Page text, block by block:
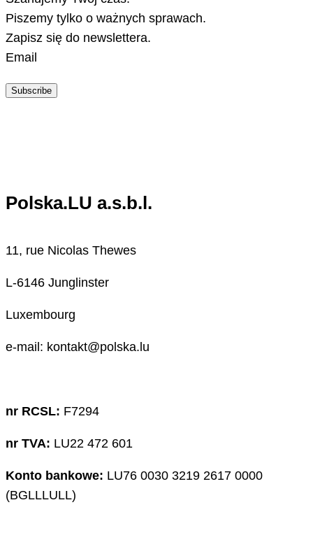
Piszemy tylko o ważnych sprawach.
Zapisz się do newslettera.
Email
Subscribe
Polska.LU a.s.b.l.
11, rue Nicolas Thewes
L-6146 Junglinster
Luxembourg
e-mail: kontakt@polska.lu
nr RCSL: F7294
nr TVA: LU22 472 601
Konto bankowe: LU76 0030 3219 2617 0000
(BGLLLULL)